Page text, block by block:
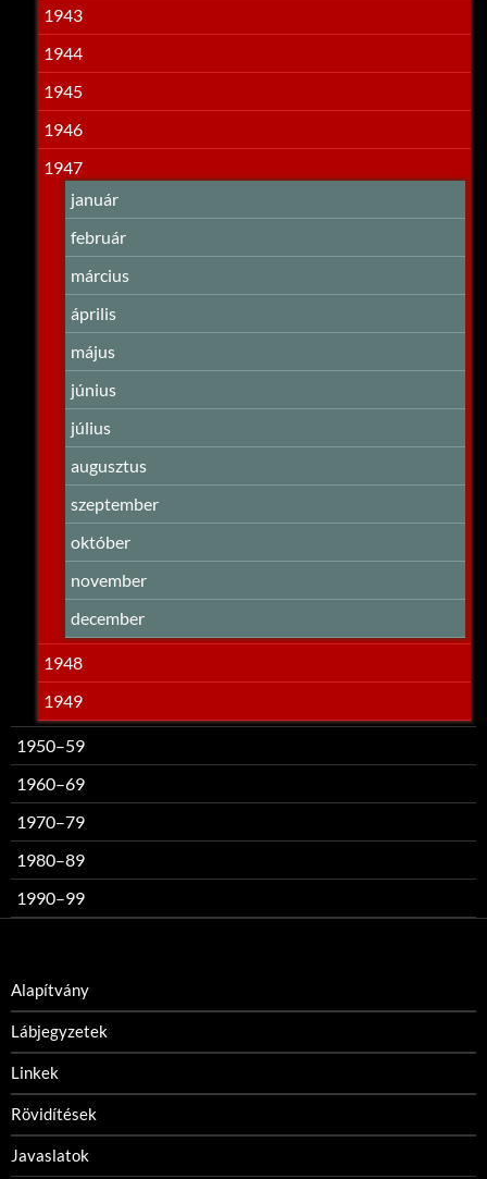
1943
1944
1945
1946
1947
január
február
március
április
május
június
július
augusztus
szeptember
október
november
december
1948
1949
1950–59
1960–69
1970–79
1980–89
1990–99
Alapítvány
Lábjegyzetek
Linkek
Rövidítések
Javaslatok